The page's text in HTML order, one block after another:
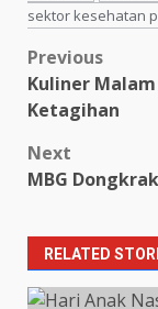
sektor kesehatan
Post
Previous
Kuliner
Ketagihan
Next
MBG
RELATED